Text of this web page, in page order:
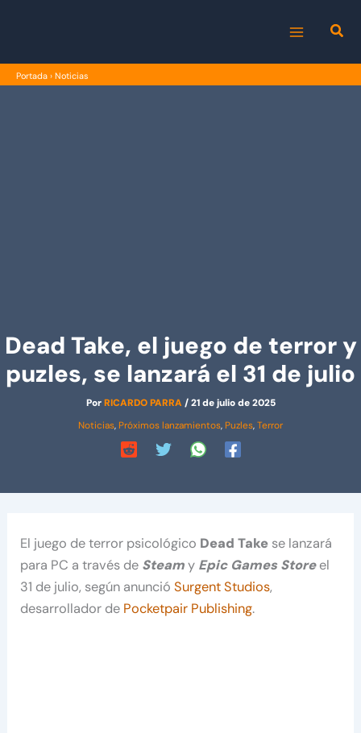
MENU
Portada › Noticias
Dead Take, el juego de terror y
puzles, se lanzará el 31 de julio
PorRICARDO PARRA/21 de julio de 2025
Noticias, Próximos lanzamientos, Puzles,Terror
El juego de terror psicológico Dead Take se lanzará
para PC a través de Steamy Epic Games Storeel
31 de julio, según anuncióSurgent Studios,
desarrollador de Pocketpair Publishing.